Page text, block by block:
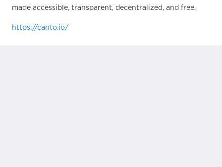
made accessible, transparent, decentralized, and free.
https://canto.io/